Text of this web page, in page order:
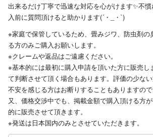
出来るだけ丁寧で迅速な対応を心がけます✨不
入前に質問頂けると助かります(´・_・`)
※家庭で保管しているため、畳みジワ、防虫剤の
る方のみご購入お願いします。
※クレームや返品はご遠慮ください。
※基本的には最初に購入申請を頂いた方に販売し
て判断させて頂く場合もあります。評価の少な
不安を感じる方はお断りすることもありますので
又、価格交渉中でも、掲載金額で購入頂ける方
的に販売させて頂きます。
※発送は日本国内のみとさせていただきます。